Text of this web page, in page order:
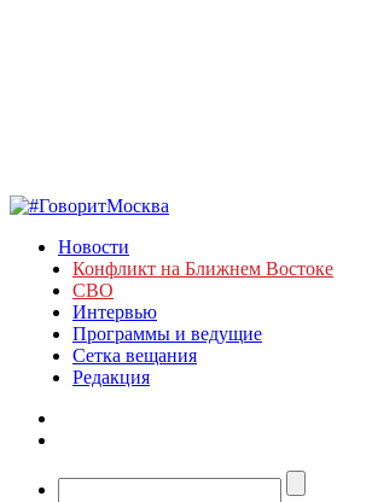
Новости
Конфликт на Ближнем Востоке
СВО
Интервью
Программы и ведущие
Сетка вещания
Редакция